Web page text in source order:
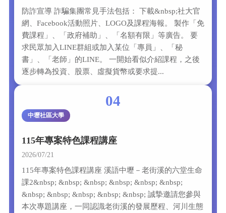
防詐宣導 詐騙集團常見手法包括： 下載&nbsp;社大官
網、Facebook活動照片、LOGO及課程海報。 製作「免
費課程」、「政府補助」、「名額有限」等廣告。 要
求民眾加入LINE群組或加入某位「專員」、「秘
書」、「老師」的LINE。 一開始看似介紹課程，之後
逐步轉為投資、股票、虛擬貨幣或要求提...
04
中壢社區大學
115年專案特色課程講座
2026/07/21
115年專案特色課程講座 溪語中壢－老街溪的六堂生命
課2&nbsp; &nbsp; &nbsp; &nbsp; &nbsp; &nbsp;
&nbsp; &nbsp; &nbsp; &nbsp; &nbsp; 誠摯邀請您參與
本次專題講座，一同認識老街溪的發展歷程、河川生態